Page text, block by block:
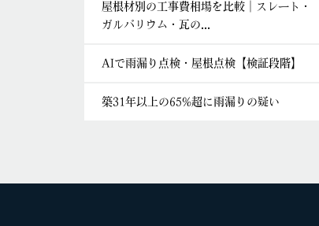
屋根材別の工事費相場を比較｜スレート・
ガルバリウム・瓦の...
AIで雨漏り点検・屋根点検【検証段階】
築31年以上の65%超に雨漏りの疑い